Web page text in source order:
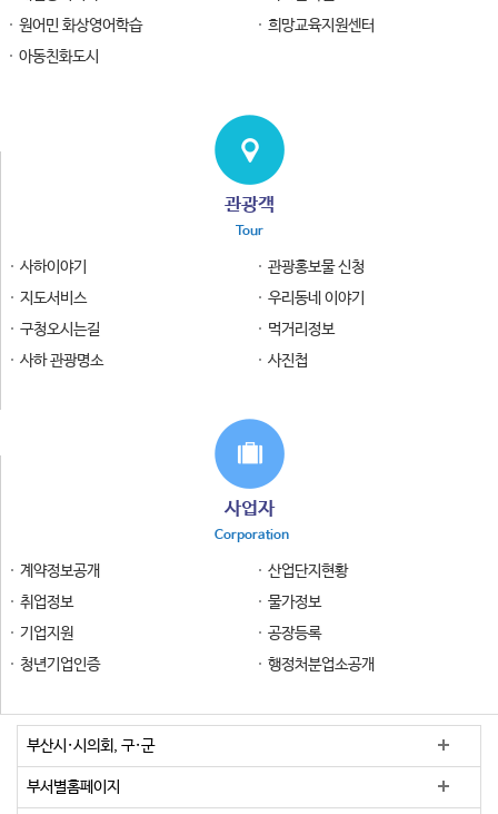
원어민 화상영어학습
희망교육지원센터
아동친화도시
관광객
Tour
사하이야기
관광홍보물 신청
지도서비스
우리동네 이야기
구청오시는길
먹거리정보
사하 관광명소
사진첩
사업자
Corporation
계약정보공개
산업단지현황
취업정보
물가정보
기업지원
공장등록
청년기업인증
행정처분업소공개
부산시·시의회, 구·군
부서별홈페이지